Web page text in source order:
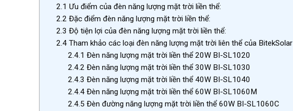
2.1 Ưu điểm của đèn năng lượng mặt trời liền thể:
2.2 Đặc điểm đèn năng lượng mặt trời liền thể:
2.3 Độ tiện lợi của đèn năng lượng mặt trời liền thể:
2.4Tham khảo các loại đèn năng lượng mặt trời liên thể của BitekSolar
2.4.1 Đèn năng lượng mặt trời liền thể 20W BI-SL1020
2.4.2 Đèn năng lượng mặt trời liền thể 30W BI-SL1030
2.4.3 Đèn năng lượng mặt trời liền thể 40W BI-SL1040
2.4.4Đèn năng lượng mặt trời liền thể 60W BI-SL1060M
2.4.5 Đèn đường năng lượng mặt trời liền thể 60W BI-SL1060C